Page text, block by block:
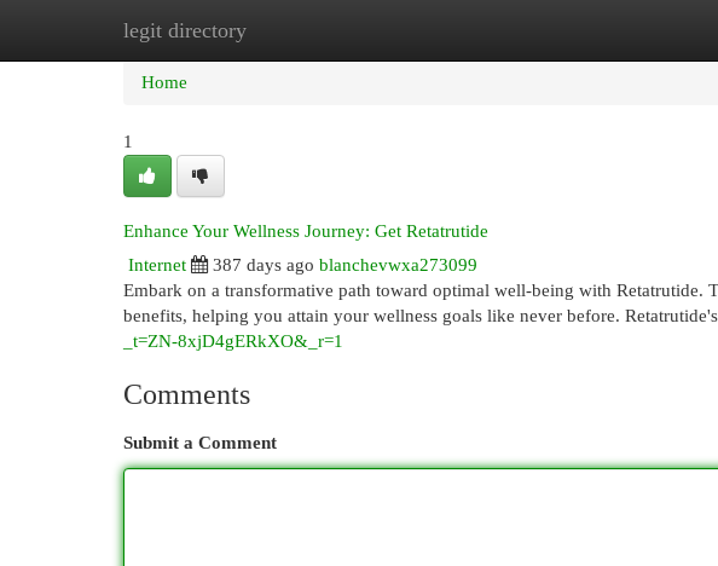
legit directory
Home New Site Listings
Home
1
Enhance Your Wellness Journey: Get Retatrutide
Internet
387 days ago blanchevwxa273099
Embark on a transformative path toward optimal well-being with Retatrutide.
benefits, helping you attain your wellness goals like never before.
_t=ZN-8xjD4gERkXO&_r=1
Comments
Submit a Comment